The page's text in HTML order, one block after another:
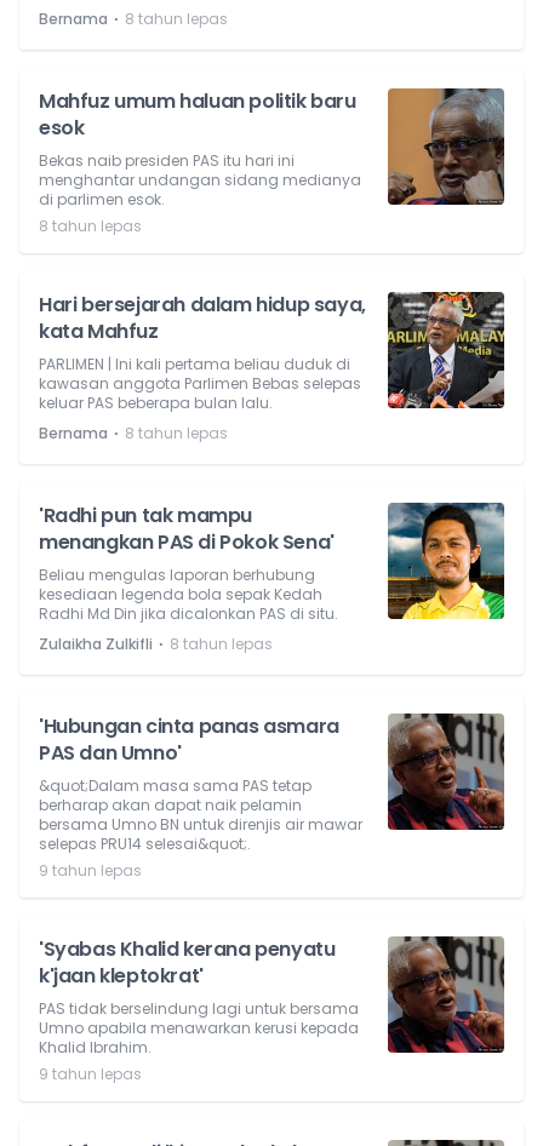
Bernama ⋅ 8 tahun lepas
Mahfuz umum haluan politik baru
esok
Bekas naib presiden PAS itu hari ini
menghantar undangan sidang medianya
di parlimen esok.
8 tahun lepas
Hari bersejarah dalam hidup saya,
kata Mahfuz
PARLIMEN | Ini kali pertama beliau duduk di
kawasan anggota Parlimen Bebas selepas
keluar PAS beberapa bulan lalu.
Bernama ⋅ 8 tahun lepas
'Radhi pun tak mampu
menangkan PAS di Pokok Sena'
Beliau mengulas laporan berhubung
kesediaan legenda bola sepak Kedah
Radhi Md Din jika dicalonkan PAS di situ.
Zulaikha Zulkifli ⋅ 8 tahun lepas
'Hubungan cinta panas asmara
PAS dan Umno'
&quot;Dalam masa sama PAS tetap
berharap akan dapat naik pelamin
bersama Umno BN untuk direnjis air mawar
selepas PRU14 selesai&quot;.
9 tahun lepas
'Syabas Khalid kerana penyatu
k'jaan kleptokrat'
PAS tidak berselindung lagi untuk bersama
Umno apabila menawarkan kerusi kepada
Khalid Ibrahim.
9 tahun lepas